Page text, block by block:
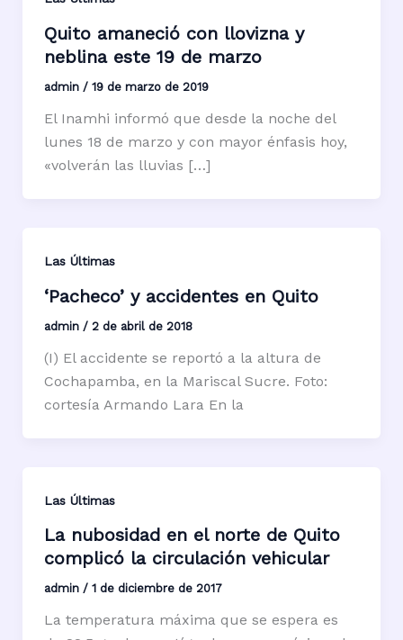
Quito amaneció con llovizna y
neblina este 19 de marzo
admin / 19 de marzo de 2019
El Inamhi informó que desde la noche del
lunes 18 de marzo y con mayor énfasis hoy,
«volverán las lluvias […]
Las Últimas
‘Pacheco’ y accidentes en Quito
admin / 2 de abril de 2018
(I) El accidente se reportó a la altura de
Cochapamba, en la Mariscal Sucre. Foto:
cortesía Armando Lara En la
Las Últimas
La nubosidad en el norte de Quito
complicó la circulación vehicular
admin / 1 de diciembre de 2017
La temperatura máxima que se espera es